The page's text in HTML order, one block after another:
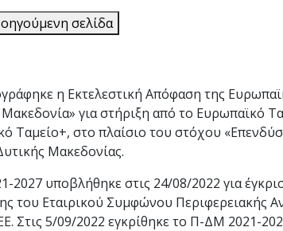
σελίδα
η Εκτελεστική Απόφαση της
για στήριξη από το Ευρωπαϊκό
Ταμείο+, στο πλαίσιο του στόχου
Μακεδονίας.
υποβλήθηκε στις 24/08/2022 για
του Εταιρικού Συμφώνου Περιφερειακής
Στις 5/09/2022 εγκρίθηκε το Π-ΔΜ 2021-